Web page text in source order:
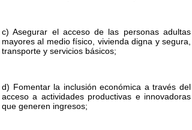
c) Asegurar el acceso de las personas adultas
mayores al medio físico, vivienda digna y segura,
transporte y servicios básicos;
d) Fomentar la inclusión económica a través del
acceso a actividades productivas e innovadoras
que generen ingresos;